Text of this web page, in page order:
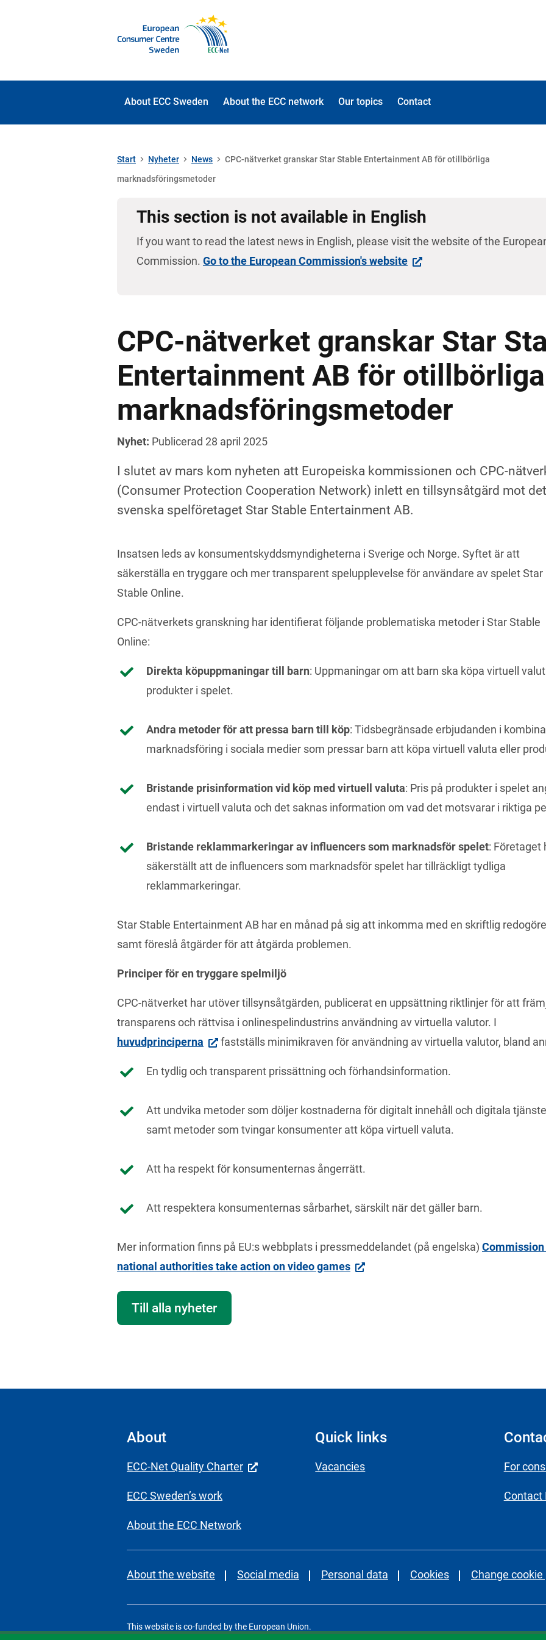
About ECC Sweden About the ECC network Our topics Contact
Start Nyheter News
CPC-nätverket granskar Star Stable Entertainment AB för otillbörliga
marknadsföringsmetoder
This section is not available in English
If you want to read the latest news in English, please visit the website of the
Commission. Go to the European Commission's website
CPC-nätverket granskar Star
Entertainment AB för otillbörliga
marknadsföringsmetoder
Nyhet: Publicerad 28 april 2025
I slutet av mars kom nyheten att Europeiska kommissionen och CPC-
(Consumer Protection Cooperation Network) inlett en tillsynsåtgärd mot det
svenska spelföretaget Star Stable Entertainment AB.
Insatsen leds av konsumentskyddsmyndigheterna i Sverige och Norge. Syftet är att
säkerställa en tryggare och mer transparent spelupplevelse för användare av spelet Star
Stable Online.
CPC-nätverkets granskning har identifierat följande problematiska metoder i Star Stable
Online:
Direkta köpuppmaningar till barn: Uppmaningar om att barn ska köpa virtuell
produkter i spelet.
Andra metoder för att pressa barn till köp: Tidsbegränsade erbjudanden i
marknadsföring i sociala medier som pressar barn att köpa virtuell valuta eller
Bristande prisinformation vid köp med virtuell valuta: Pris på produkter i spelet
endast i virtuell valuta och det saknas information om vad det motsvarar i riktiga
Bristande reklammarkeringar av influencers som marknadsför spelet: Företaget
säkerställt att de influencers som marknadsför spelet har tillräckligt tydliga
reklammarkeringar.
Star Stable Entertainment AB har en månad på sig att inkomma med en skriftlig
samt föreslå åtgärder för att åtgärda problemen.
Principer för en tryggare spelmiljö
CPC-nätverket har utöver tillsynsåtgärden, publicerat en uppsättning riktlinjer för att
huvudprinciperna
fastställs minimikraven för användning av virtuella valutor, bland
En tydlig och transparent prissättning och förhandsinformation.
Att undvika metoder som döljer kostnaderna för digitalt innehåll och digitala
samt metoder som tvingar konsumenter att köpa virtuell valuta.
Att ha respekt för konsumenternas ångerrätt.
Att respektera konsumenternas sårbarhet, särskilt när det gäller barn.
Mer information finns på EU:s webbplats i pressmeddelandet (på engelska) Commission
national authorities take action on video games
Till alla nyheter
About
ECC-Net Quality Charter
ECC Sweden’s work
About the ECC Network
Quick links
Vacancies For
Contact
About the website Social media Personal data Cookies Change
This website is co-funded by the European Union.